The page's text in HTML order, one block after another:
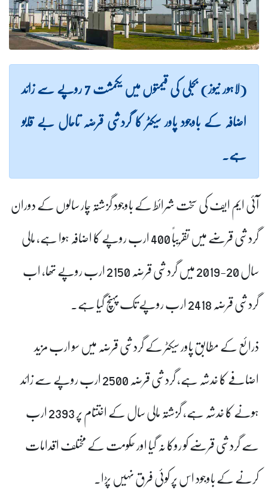
(لاہور نیوز) بجلی کی قیمتوں میں یکمشت 7 روپے سے زائد
اضافہ کے باوجود پاور سیکٹر کا گردشی قرضہ تاحال بے قابو
ہے۔
آئی ایم ایف کی سخت شرائط کے باوجود گزشتہ چار سالوں کے دوران
گردشی قرضے میں تقریباً 400 ارب روپے کا اضافہ ہوا ہے، مالی
سال 20-2019 میں گردشی قرضہ 2150 ارب روپے تھا، اب
گردشی قرضہ 2418 ارب روپے تک پہنچ گیا ہے۔
ذرائع کے مطابق پاور سیکٹر کے گردشی قرضہ میں سو ارب مزید
اضافے کا خدشہ ہے، گردشی قرضہ 2500 ارب روپے سے زائد
ہونے کا خدشہ ہے، گزشتہ مالی سال کے اختتام پر 2393 ارب
سے گردشی قرضے کو روکا نہ گیا اور حکومت کے مختلف اقدامات
کرنے کے باوجود اس پر کوئی فرق نہیں پڑا۔